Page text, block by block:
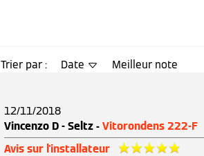
Trier par : Date Meilleur note
12/11/2018
Vincenzo D - Seltz - Vitorondens 222-F
Avis sur l'installateur